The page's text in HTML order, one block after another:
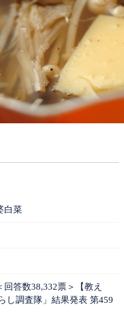
白菜
回答数38,332票＞【教え
し調査隊」結果発表 第459